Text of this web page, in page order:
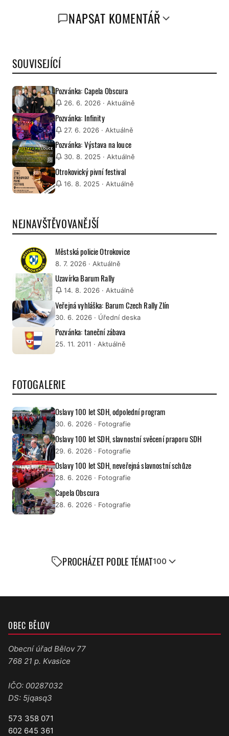
NAPSAT KOMENTÁŘ
SOUVISEJÍCÍ
Pozvánka: Capela Obscura
26. 6. 2026 · Aktuálně
Pozvánka: Infinity
27. 6. 2026 · Aktuálně
Pozvánka: Výstava na louce
30. 8. 2025 · Aktuálně
Otrokovický pivní festival
16. 8. 2025 · Aktuálně
NEJNAVŠTĚVOVANĚJŠÍ
Městská policie Otrokovice
8. 7. 2026 · Aktuálně
Uzavírka Barum Rally
14. 8. 2026 · Aktuálně
Veřejná vyhláška: Barum Czech Rally Zlín
30. 6. 2026 · Úřední deska
Pozvánka: taneční zábava
25. 11. 2011 · Aktuálně
FOTOGALERIE
Oslavy 100 let SDH, odpolední program
30. 6. 2026 · Fotografie
Oslavy 100 let SDH, slavnostní svěcení praporu SDH
29. 6. 2026 · Fotografie
Oslavy 100 let SDH, neveřejná slavnostní schůze
28. 6. 2026 · Fotografie
Capela Obscura
28. 6. 2026 · Fotografie
PROCHÁZET PODLE TÉMAT100
OBEC BĚLOV
Obecní úřad Bělov 77
768 21 p. Kvasice
IČO: 00287032
DS: 5jqasq3
573 358 071
602 645 361